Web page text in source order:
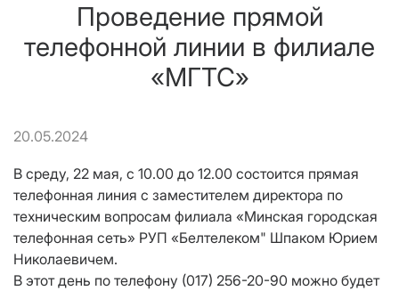
Проведение прямой
телефонной линии в филиале
«МГТС»
20.05.2024
В среду, 22 мая, с 10.00 до 12.00 состоится прямая
телефонная линия с заместителем директора по
техническим вопросам филиала «Минская городская
телефонная сеть» РУП «Белтелеком" Шпаком Юрием
Николаевичем.
В этот день по телефону (017) 256-20-90 можно будет